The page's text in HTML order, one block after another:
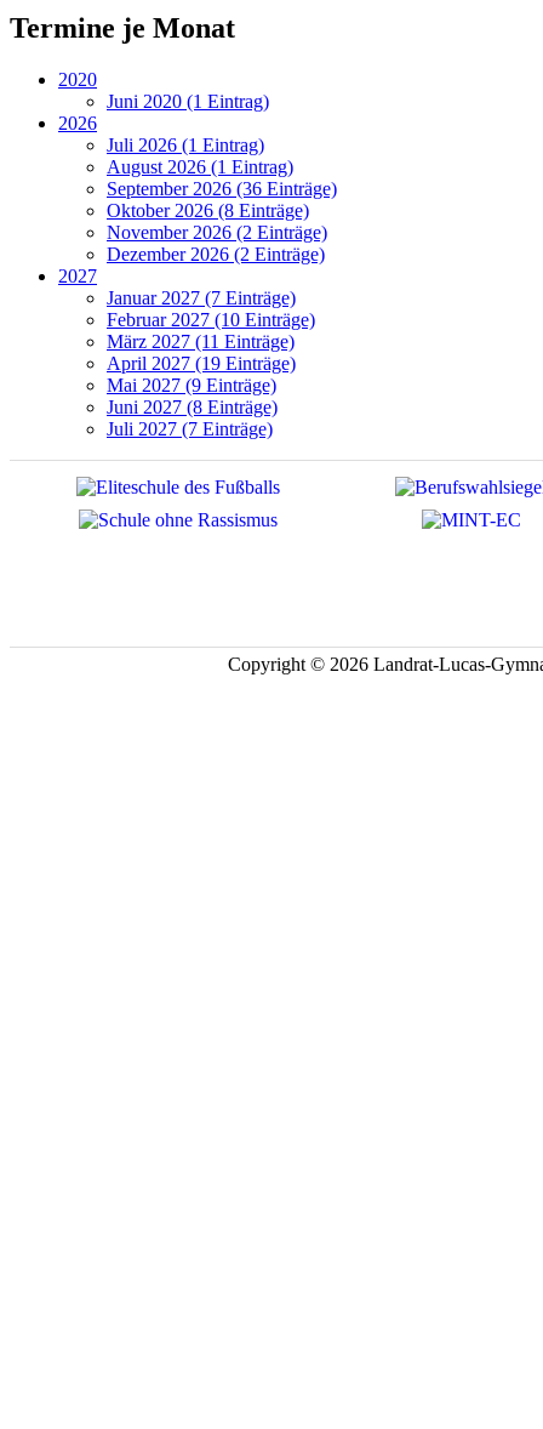
Termine je Monat
2020
Juni 2020 (1 Eintrag)
2026
Juli 2026 (1 Eintrag)
August 2026 (1 Eintrag)
September 2026 (36 Einträge)
Oktober 2026 (8 Einträge)
November 2026 (2 Einträge)
Dezember 2026 (2 Einträge)
2027
Januar 2027 (7 Einträge)
Februar 2027 (10 Einträge)
März 2027 (11 Einträge)
April 2027 (19 Einträge)
Mai 2027 (9 Einträge)
Juni 2027 (8 Einträge)
Juli 2027 (7 Einträge)
Copyright © 2026 Landrat-Lucas-